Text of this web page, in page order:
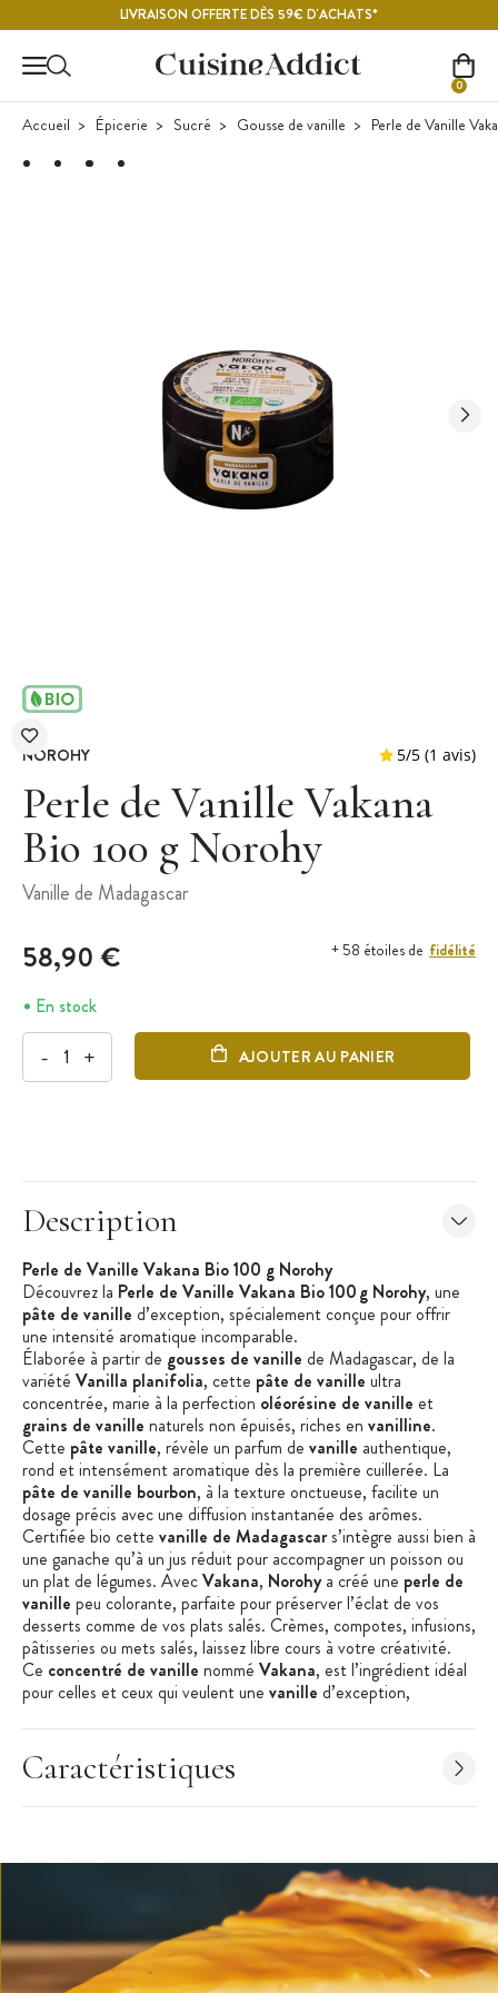
LIVRAISON OFFERTE DÈS 59€ D'ACHATS*
0
Accueil Épicerie Sucré Gousse de vanille Perle de Vanille
NOROHY
Perle de Vanille Vakana
Bio 100 g Norohy
Vanille de Madagascar
58,90 € + 58 étoiles de fidélité
En stock
- + AJOUTER AU PANIER
Description
Perle de Vanille Vakana Bio 100 g Norohy
Découvrez la Perle de Vanille Vakana Bio 100 g Norohy, une
pâte de vanille d’exception, spécialement conçue pour offrir
une intensité aromatique incomparable.
Élaborée à partir de gousses de vanille de Madagascar, de la
variété Vanilla planifolia, cette pâte de vanille ultra
concentrée, marie à la perfection oléorésine de vanille et
grains de vanille naturels non épuisés, riches en vanilline.
Cette pâte vanille, révèle un parfum de vanille authentique,
rond et intensément aromatique dès la première cuillerée. La
pâte de vanille bourbon, à la texture onctueuse, facilite un
dosage précis avec une diffusion instantanée des arômes.
Certifiée bio cette vanille de Madagascars’intègre aussi bien à
une ganache qu’à un jus réduit pour accompagner un poisson ou
un plat de légumes. AvecVakana, Norohy a créé une perle de
vanille peu colorante, parfaite pour préserver l’éclat de vos
desserts comme de vos plats salés. Crèmes, compotes, infusions,
pâtisseries ou mets salés, laissez libre cours à votre créativité.
Ce concentré de vanille nommé Vakana, est l’ingrédient idéal
pour celles et ceux qui veulent une vanille d’exception,
compromis sur le goût.
Les + produit :
Concentré de vanilleet grains non épuisés
Recetteultra concentrée,intense et sans sucre
de vanille :
Pâtede vanilleultra concentrée
Espèce botanique :Vanilla
Planifolia
Caractéristiques